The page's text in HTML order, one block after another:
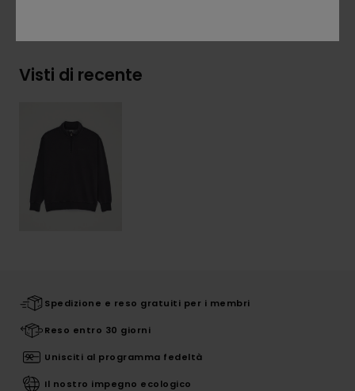
Visti di recente
Spedizione e reso gratuiti per i membri
Reso entro 30 giorni
Unisciti al programma fedeltà
Il nostro impegno ecologico